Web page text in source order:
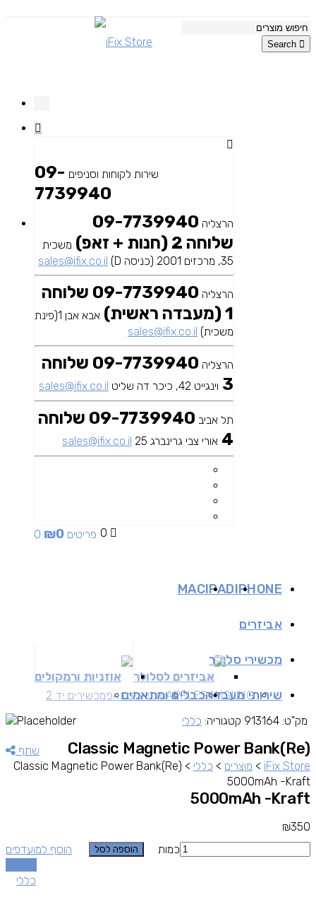
Search
שירות לקוחות וסניפים 09-
7739940
הרצליה 09-7739940
שלוחה 2 (חנות + זאפ)
משכית
35, מרכזים 2001 (כניסה D)
sales@ifix.co.il
הרצליה
09-7739940 שלוחה
1 (מעבדה ראשית)
אבא אבן 1(פינת
משכית) sales@ifix.co.il
הרצליה
09-7739940 שלוחה
3 וינגייט 42, כיכר דה שליט sales@ifix.co.il
תל אביב
09-7739940 שלוחה
4 אורי צבי גרינברג 25 sales@ifix.co.il
0 0 פריטים ₪0
IPHONE
IPAD
MAC
אביזרים
אביזרים לסלולר אוזניות ורמקולים
מכשירי סלולר
SAMSUNG
APPLEמכשירים זאפמכשירים יד 2 שירותי מעבדהכבלים ומתאמים
שתף
iFix Store
> מוצרים > כללי >
(Re)Classic Magnetic Power Bank
5000mAh -Kraft
(Re)Classic Magnetic Power Bank
5000mAh -Kraft
₪350
כמות
הוספה לסל
הוסף למועדפים
מק"ט: 913164 קטגוריה: כללי
כללי